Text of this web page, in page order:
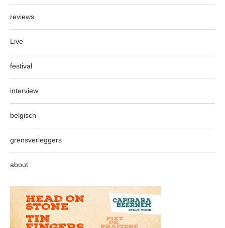
reviews
Live
festival
interview
belgisch
grensverleggers
about